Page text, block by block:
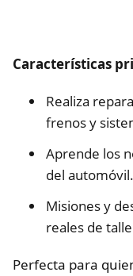
Características
Realiza
frenos y
Aprende los
del automóvil.
Misiones y
reales de
Perfecta para